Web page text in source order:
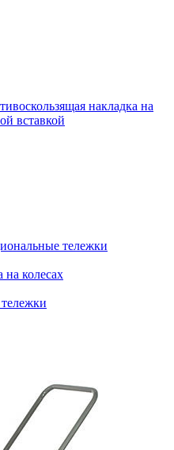
накладка на
вставкой
тележки
колесах